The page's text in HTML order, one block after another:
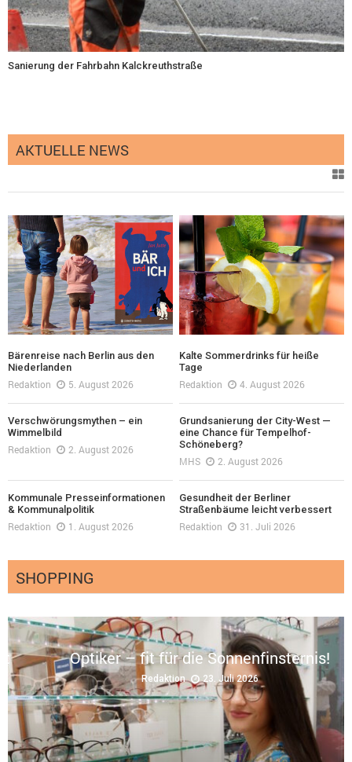
Sanierung der Fahrbahn Kalckreuthstraße
AKTUELLE NEWS
Bärenreise nach Berlin aus den
Niederlanden
Redaktion 5. August 2026
Kalte Sommerdrinks für heiße
Tage
Redaktion 4. August 2026
Verschwörungsmythen – ein
Wimmelbild
Redaktion 2. August 2026
Grundsanierung der City-West —
eine Chance für Tempelhof-
Schöneberg?
MHS 2. August 2026
Kommunale Presseinformationen
& Kommunalpolitik
Redaktion 1. August 2026
Gesundheit der Berliner
Straßenbäume leicht verbessert
Redaktion 31. Juli 2026
SHOPPING
Optiker – fit für die Sonnenfinsternis!
Redaktion 23. Juli 2026